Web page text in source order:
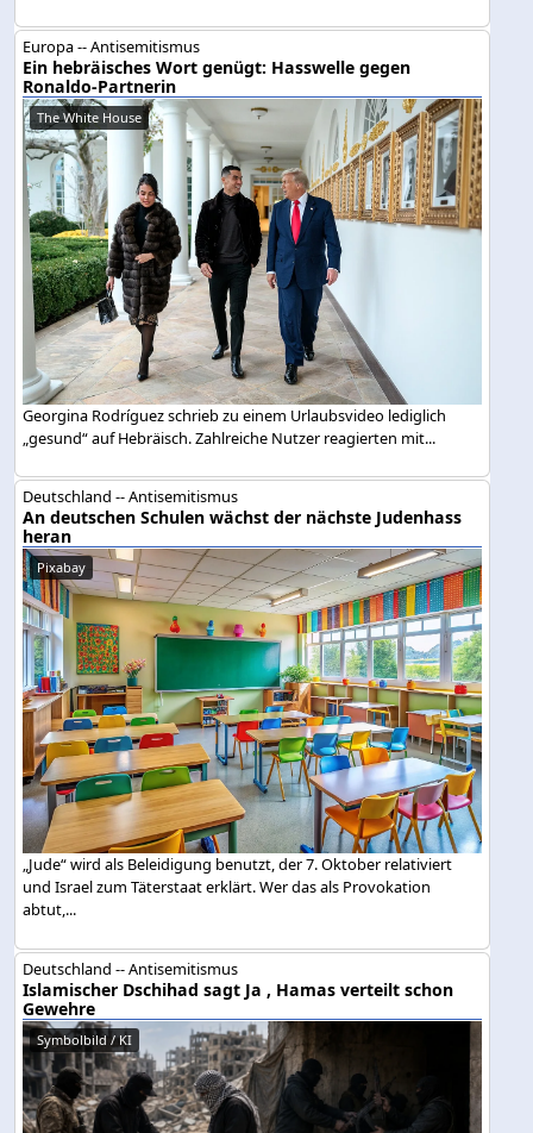
Europa -- Antisemitismus
Ein hebräisches Wort genügt: Hasswelle gegen
Ronaldo-Partnerin
The White House
Georgina Rodríguez schrieb zu einem Urlaubsvideo lediglich
„gesund“ auf Hebräisch. Zahlreiche Nutzer reagierten mit...
Deutschland -- Antisemitismus
An deutschen Schulen wächst der nächste Judenhass
heran
Pixabay
„Jude“ wird als Beleidigung benutzt, der 7. Oktober relativiert
und Israel zum Täterstaat erklärt. Wer das als Provokation
abtut,...
Deutschland -- Antisemitismus
Islamischer Dschihad sagt Ja , Hamas verteilt schon
Gewehre
Symbolbild / KI